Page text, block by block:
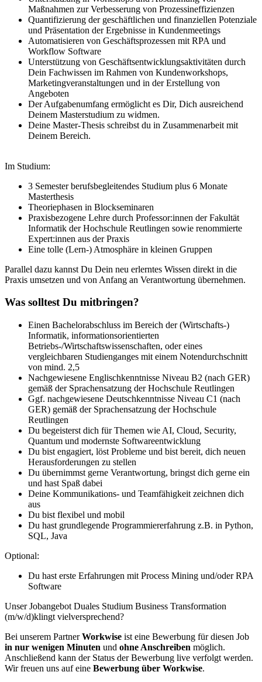
Maßnahmen zur Verbesserung von Prozessineffizienzen
Quantifizierung der geschäftlichen und finanziellen Potenziale
und Präsentation der Ergebnisse in Kundenmeetings
Automatisieren von Geschäftsprozessen mit RPA und
Workflow Software
Unterstützung von Geschäftsentwicklungsaktivitäten durch
Dein Fachwissen im Rahmen von Kundenworkshops,
Marketingveranstaltungen und in der Erstellung von
Angeboten
Der Aufgabenumfang ermöglicht es Dir, Dich ausreichend
Deinem Masterstudium zu widmen.
Deine Master-Thesis schreibst du in Zusammenarbeit mit
Deinem Bereich.
Im Studium:
3 Semester berufsbegleitendes Studium plus 6 Monate
Masterthesis
Theoriephasen in Blockseminaren
Praxisbezogene Lehre durch Professor:innen der Fakultät
Informatik der Hochschule Reutlingen sowie renommierte
Expert:innen aus der Praxis
Eine tolle (Lern-) Atmosphäre in kleinen Gruppen
Parallel dazu kannst Du Dein neu erlerntes Wissen direkt in die
Praxis umsetzen und von Anfang an Verantwortung übernehmen.
Was solltest Du mitbringen?
Einen Bachelorabschluss im Bereich der (Wirtschafts-)
Informatik, informationsorientierten
Betriebs-/Wirtschaftswissenschaften, oder eines
vergleichbaren Studienganges mit einem Notendurchschnitt
von mind. 2,5
Nachgewiesene Englischkenntnisse Niveau B2 (nach GER)
gemäß der Sprachensatzung der Hochschule Reutlingen
Ggf. nachgewiesene Deutschkenntnisse Niveau C1 (nach
GER) gemäß der Sprachensatzung der Hochschule
Reutlingen
Du begeisterst dich für Themen wie AI, Cloud, Security,
Quantum und modernste Softwareentwicklung
Du bist engagiert, löst Probleme und bist bereit, dich neuen
Herausforderungen zu stellen
Du übernimmst gerne Verantwortung, bringst dich gerne ein
und hast Spaß dabei
Deine Kommunikations- und Teamfähigkeit zeichnen dich
aus
Du bist flexibel und mobil
Du hast grundlegende Programmiererfahrung z.B. in Python,
SQL, Java
Optional:
Du hast erste Erfahrungen mit Process Mining und/oder RPA
Software
Unser Jobangebot Duales Studium Business Transformation
(m/w/d)klingt vielversprechend?
Bei unserem PartnerWorkwise ist eine Bewerbung für diesen Job
in nur wenigen Minuten und ohne Anschreiben möglich.
Anschließend kann der Status der Bewerbung live verfolgt werden.
Wir freuen uns auf eine Bewerbung über Workwise.